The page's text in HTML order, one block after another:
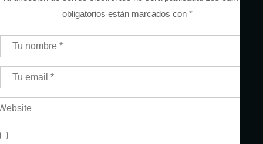
obligatorios están marcados con *